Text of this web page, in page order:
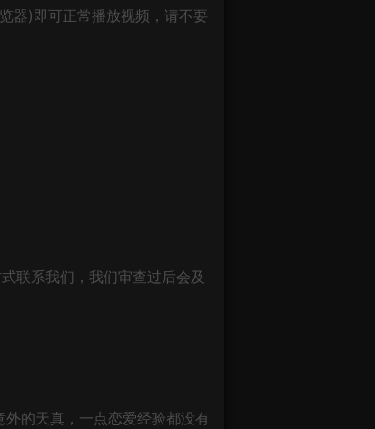
器)即可正常播放视频，请不要
联系我们，我们审查过后会及
的天真，一点恋爱经验都没有